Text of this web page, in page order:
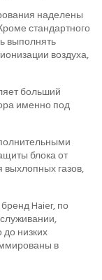
наделены
стандартного
выполнять
воздуха,
больший
именно под
блока от
выхлопных газов,
Haier, по
низких
в